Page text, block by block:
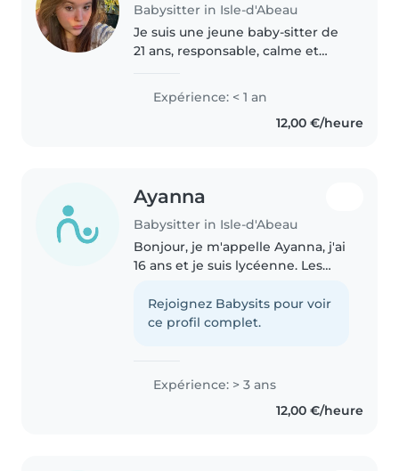
Babysitter in Isle-d'Abeau
Je suis une jeune baby-sitter de
21 ans, responsable, calme et
enfants avec soin et
bienveillance. Bien que je
débute dans le domaine de la
Expérience: < 1 an
12,00 €/heure
Ayanna
Babysitter in Isle-d'Abeau
Bonjour, je m'appelle Ayanna, j'ai
16 ans et je suis lycéenne. Les
vos enfants à domicile. J'ai
l'habitude de m'occuper de mes
Rejoignez Babysits pour voir
ce profil complet.
Expérience: > 3 ans
12,00 €/heure